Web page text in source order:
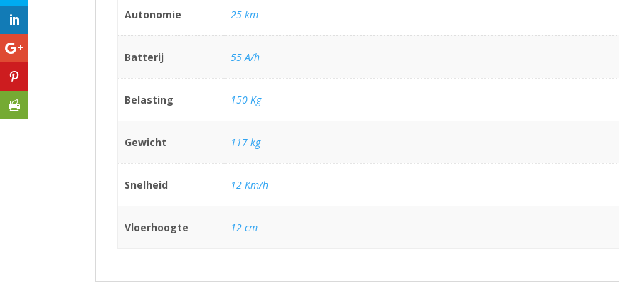
Autonomie 25 km
Batterij 55 A/h
Belasting 150 Kg
Gewicht 117 kg
Snelheid 12 Km/h
Vloerhoogte 12 cm